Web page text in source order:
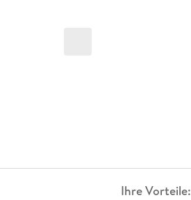
Ihre Vorteile: